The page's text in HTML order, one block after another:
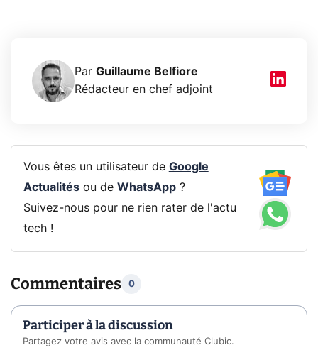
Par Guillaume Belfiore
Rédacteur en chef adjoint
Vous êtes un utilisateur de Google
Actualitésou de WhatsApp?
Suivez-nous pour ne rien rater de l'actu
tech !
Commentaires 0
Participer à la discussion
Partagez votre avis avec la communauté Clubic.